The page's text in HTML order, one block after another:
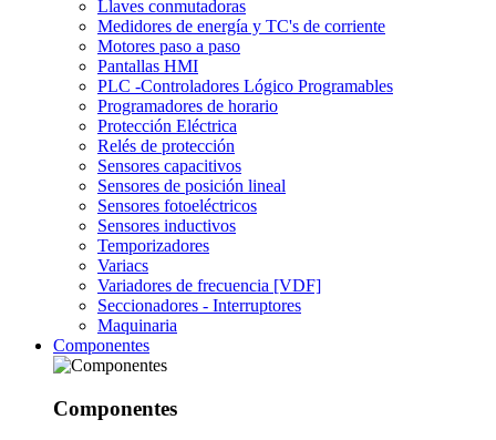
Llaves conmutadoras
Medidores de energía y TC's de corriente
Motores paso a paso
Pantallas HMI
PLC -Controladores Lógico Programables
Programadores de horario
Protección Eléctrica
Relés de protección
Sensores capacitivos
Sensores de posición lineal
Sensores fotoeléctricos
Sensores inductivos
Temporizadores
Variacs
Variadores de frecuencia [VDF]
Seccionadores - Interruptores
Maquinaria
Componentes
Componentes